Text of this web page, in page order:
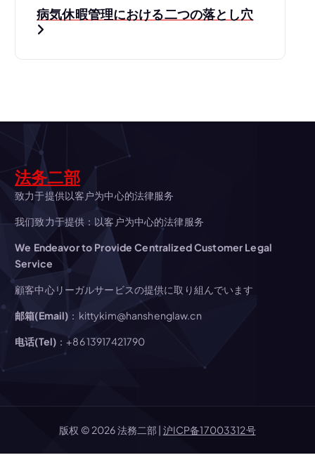
ビ
シ
ョ
ン
病気休暇管理における二つの落とし穴
法务二部
致力于提供以客户为中心的法律服务
我们致力于提供：以客户为中心的法律服务
We Endeavor to Provide Centralized Customer Legal
Service
顧客中心リーガルサービスの提供に取り組んでいます
邮箱(Email) ：kittykim@hanshenglaw.cn
电话(Tel) ：+86 13917421790
版权 © 2026 法務二部 | 沪ICP备17003312号